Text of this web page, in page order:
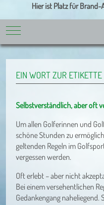
Hier ist Platz für Brand-
Mobile Menu Toggle
EIN WORT ZUR ETIKETTE
Selbstverständlich, aber oft
Um allen Golferinnen und
schöne Stunden zu
geltenden Regeln im
vergessen werden.
Oft erlebt – aber nicht
Bei einem versehentlichen
Gedankengang naheliegend.